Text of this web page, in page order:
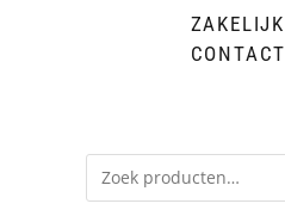
ZAKELIJK
CONTACT